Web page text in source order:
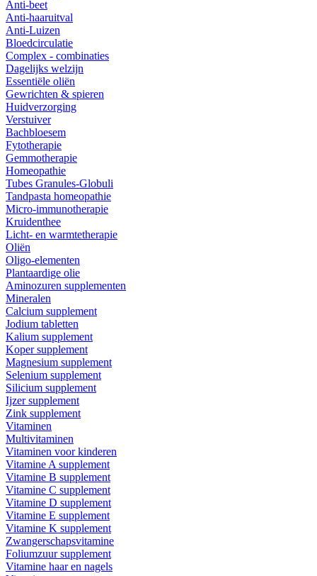
Anti-beet
Anti-haaruitval
Anti-Luizen
Bloedcirculatie
Complex - combinaties
Dagelijks welzijn
Essentiële oliën
Gewrichten & spieren
Huidverzorging
Verstuiver
Bachbloesem
Fytotherapie
Gemmotherapie
Homeopathie
Tubes Granules-Globuli
Tandpasta homeopathie
Micro-immunotherapie
Kruidenthee
Licht- en warmtetherapie
Oliën
Oligo-elementen
Plantaardige olie
Aminozuren supplementen
Mineralen
Calcium supplement
Jodium tabletten
Kalium supplement
Koper supplement
Magnesium supplement
Selenium supplement
Silicium supplement
Ijzer supplement
Zink supplement
Vitaminen
Multivitaminen
Vitaminen voor kinderen
Vitamine A supplement
Vitamine B supplement
Vitamine C supplement
Vitamine D supplement
Vitamine E supplement
Vitamine K supplement
Zwangerschapsvitamine
Foliumzuur supplement
Vitamine haar en nagels